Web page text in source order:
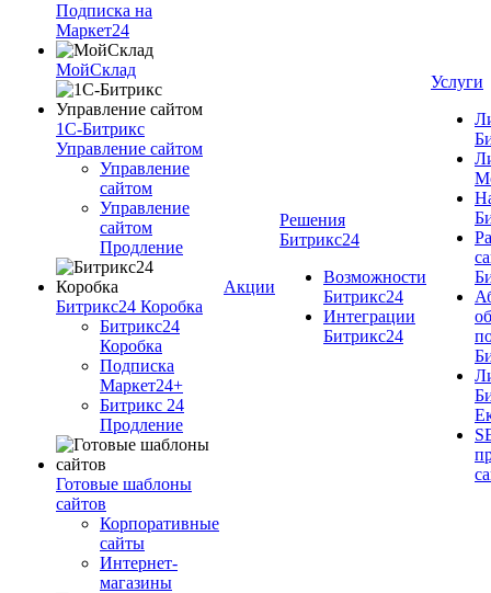
Подписка на
Маркет24
МойСклад
1С-Битрикс
Управление сайтом
Управление
cайтом
Управление
сайтом
Продление
Битрикс24 Коробка
Битрикс24
Коробка
Подписка
Маркет24+
Битрикс 24
Продление
Готовые шаблоны
сайтов
Корпоративные
сайты
Интернет-
магазины
Акции
Решения
Битрикс24
Возможности
Битрикс24
Интеграции
Битрикс24
Услуги